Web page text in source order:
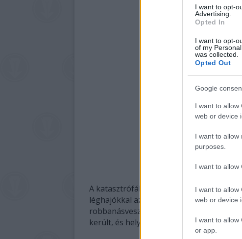
I want to opt-
Advertising.
Opted In
I want to opt-
of my
was collected.
Opted Out
Google
I want to allow
web or device
I want to allow
purposes.
I want to allow
I want to allow
web or device
I want to allow
or app.
A katasztrófákat ritkán követi a
léghajókkal azonban mégis ez történt. A
robbanásveszélyes járművekkel
került, és helyüket az utasszállításban